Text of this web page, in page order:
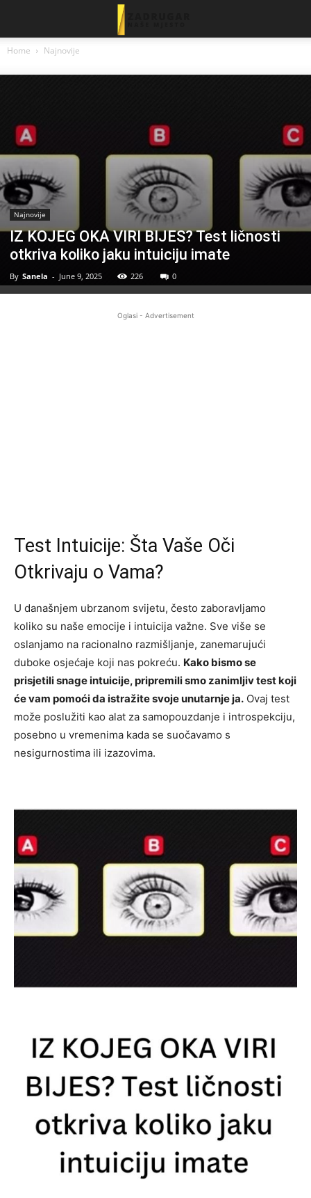
Home Najnovije
Najnovije
IZ KOJEG OKA VIRI BIJES? Test ličnosti
otkriva koliko jaku intuiciju imate
By Sanela - June 9, 2025 226 0
Oglasi - Advertisement
Test Intuicije: Šta Vaše Oči
Otkrivaju o Vama?
U današnjem ubrzanom svijetu, često zaboravljamo
koliko su naše emocije i intuicija važne. Sve više se
oslanjamo na racionalno razmišljanje, zanemarujući
duboke osjećaje koji nas pokreću. Kako bismo se
prisjetili snage intuicije, pripremili smo zanimljiv test koji
će vam pomoći da istražite svoje unutarnje ja. Ovaj test
može poslužiti kao alat za samopouzdanje i introspekciju,
posebno u vremenima kada se suočavamo s
nesigurnostima ili izazovima.